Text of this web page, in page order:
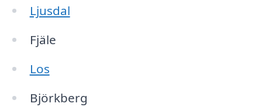
Ljusdal
Fjäle
Los
Björkberg